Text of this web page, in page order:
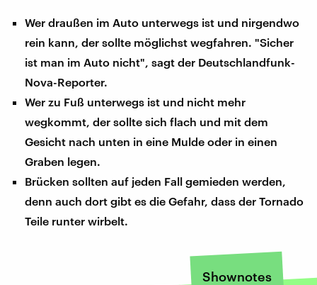
Wer draußen im Auto unterwegs ist und nirgendwo
rein kann, der sollte möglichst wegfahren. "Sicher
ist man im Auto nicht", sagt der Deutschlandfunk-
Nova-Reporter.
Wer zu Fuß unterwegs ist und nicht mehr
wegkommt, der sollte sich flach und mit dem
Gesicht nach unten in eine Mulde oder in einen
Graben legen.
Brücken sollten auf jeden Fall gemieden werden,
denn auch dort gibt es die Gefahr, dass der Tornado
Teile runter wirbelt.
Shownotes